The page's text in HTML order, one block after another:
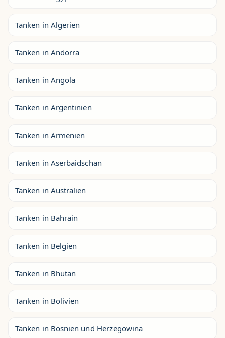
Tanken in Algerien
Tanken in Andorra
Tanken in Angola
Tanken in Argentinien
Tanken in Armenien
Tanken in Aserbaidschan
Tanken in Australien
Tanken in Bahrain
Tanken in Belgien
Tanken in Bhutan
Tanken in Bolivien
Tanken in Bosnien und Herzegowina